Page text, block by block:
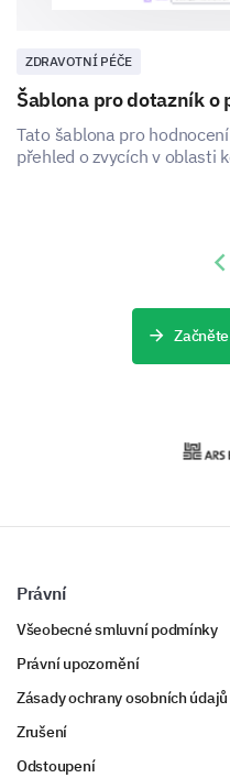
ZDRAVOTNÍ PÉČE
Šablona pro dotazník o
Tato šablona pro
přehled o zvycích v oblasti
Právní
Všeobecné smluvní podmínky
Právní upozornění
Zásady ochrany osobních údajů
Zrušení
Odstoupení